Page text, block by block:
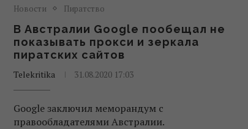
Новости Пиратство
В Австралии Google пообещал не
показывать прокси и зеркала
пиратских сайтов
Telekritika 31.08.2020 17:03
Google заключил меморандум с
правообладателями Австралии.